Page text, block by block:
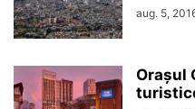
aug. 5,
Orașul